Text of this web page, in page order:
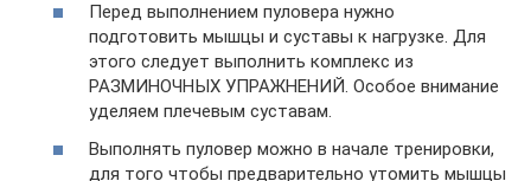
Перед выполнением пуловера нужно
подготовить мышцы и суставы к нагрузке. Для
этого следует выполнить комплекс из
РАЗМИНОЧНЫХ УПРАЖНЕНИЙ. Особое внимание
уделяем плечевым суставам.
Выполнять пуловер можно в начале тренировки,
для того чтобы предварительно утомить мышцы